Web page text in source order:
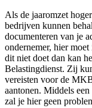
Als de jaaromzet
bedrijven kunnen
documenteren van je
ondernemer, hier
dit niet doet dan kan
Belastingdienst. Zij
vereisten voor de
aantonen. Middels
zal je hier geen